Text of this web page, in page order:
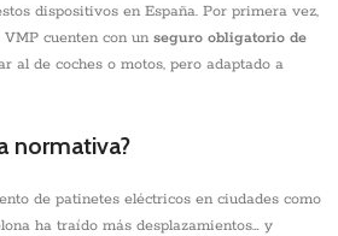
dispositivos en España. Por primera vez,
cuenten con un seguro obligatorio de
al de coches o motos, pero adaptado a
normativa?
de patinetes eléctricos en ciudades como
ha traído más desplazamientos… y